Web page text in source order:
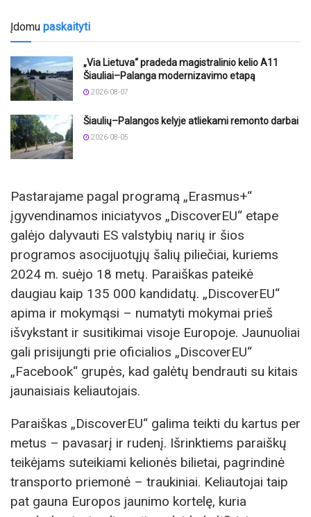
Įdomu paskaityti
„Via Lietuva“ pradeda magistralinio kelio A11
Šiauliai–Palanga modernizavimo etapą
2026-08-07
Šiaulių–Palangos kelyje atliekami remonto darbai
2026-08-05
Pastarajame pagal programą „Erasmus+“
įgyvendinamos iniciatyvos „DiscoverEU“ etape
galėjo dalyvauti ES valstybių narių ir šios
programos asocijuotųjų šalių piliečiai, kuriems
2024 m. suėjo 18 metų. Paraiškas pateikė
daugiau kaip 135 000 kandidatų. „DiscoverEU“
apima ir mokymąsi – numatyti mokymai prieš
išvykstant ir susitikimai visoje Europoje. Jaunuoliai
gali prisijungti prie oficialios „DiscoverEU“
„Facebook“ grupės, kad galėtų bendrauti su kitais
jaunaisiais keliautojais.
Paraiškas „DiscoverEU“ galima teikti du kartus per
metus – pavasarį ir rudenį. Išrinktiems paraiškų
teikėjams suteikiami kelionės bilietai, pagrindinė
transporto priemonė – traukiniai. Keliautojai taip
pat gauna Europos jaunimo kortelę, kuria